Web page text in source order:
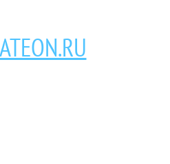
котлы, тепловые завесы, водяные